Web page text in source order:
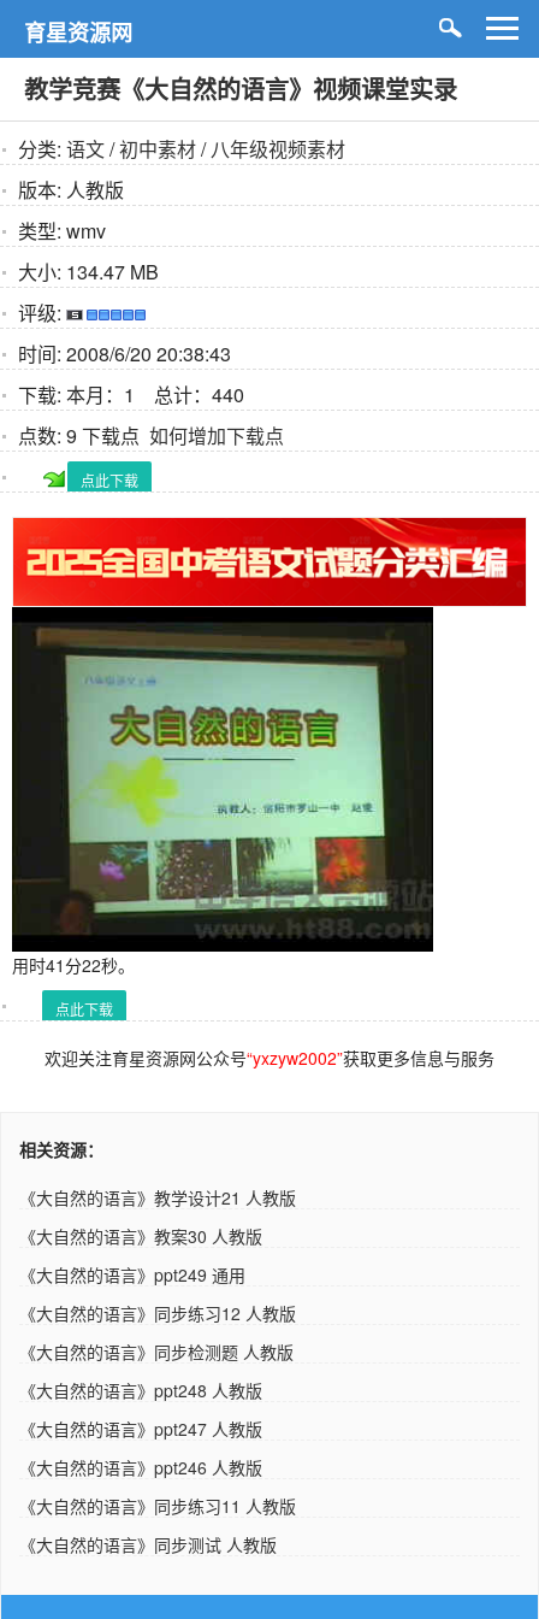
育星资源网
教学竞赛《大自然的语言》视频课堂实录
分类: 语文/初中素材/八年级视频素材
版本: 人教版
类型: wmv
大小: 134.47 MB
评级:
时间: 2008/6/20 20:38:43
下载: 本月：1 总计：440
点数: 9 下载点 如何增加下载点
点此下载
用时41分22秒。
点此下载
欢迎关注育星资源网公众号“yxzyw2002”获取更多信息与服务
相关资源：
《大自然的语言》教学设计21 人教版
《大自然的语言》教案30 人教版
《大自然的语言》ppt249 通用
《大自然的语言》同步练习12 人教版
《大自然的语言》同步检测题 人教版
《大自然的语言》ppt248 人教版
《大自然的语言》ppt247 人教版
《大自然的语言》ppt246 人教版
《大自然的语言》同步练习11 人教版
《大自然的语言》同步测试 人教版